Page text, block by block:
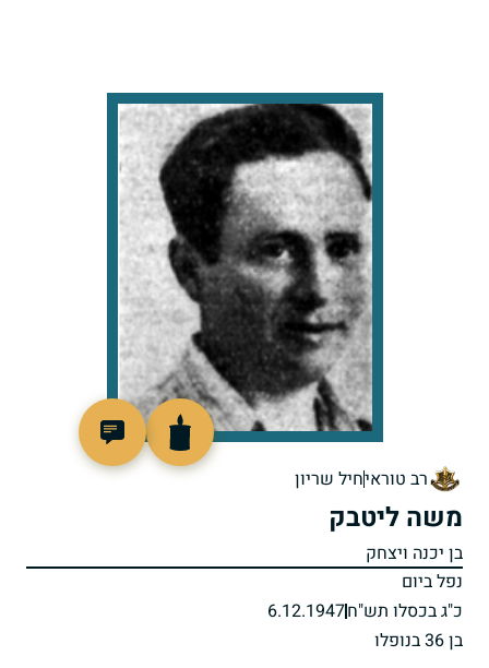
רב טוראיחיל שריון
משה ליטבק
בן יכנה ויצחק
נפל ביום
כ"ג בכסלו תש"ח6.12.1947
בן 36 בנופלו